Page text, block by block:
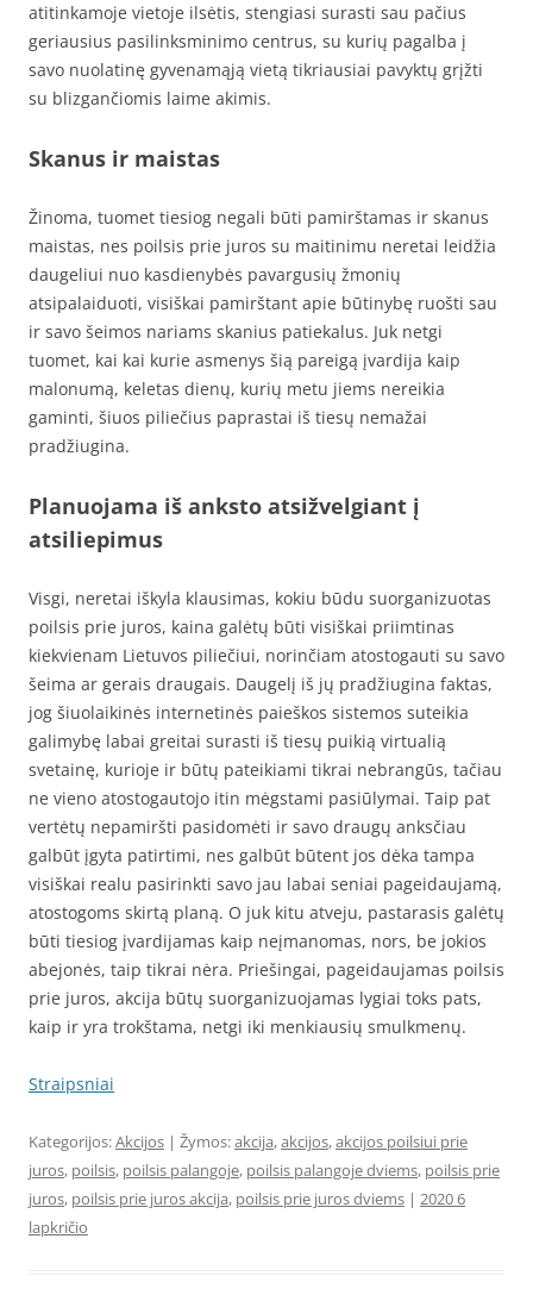
atitinkamoje vietoje ilsėtis, stengiasi surasti sau pačius
geriausius pasilinksminimo centrus, su kurių pagalba į
savo nuolatinę gyvenamąją vietą tikriausiai pavyktų grįžti
su blizgančiomis laime akimis.
Skanus ir maistas
Žinoma, tuomet tiesiog negali būti pamirštamas ir skanus
maistas, nes poilsis prie juros su maitinimu neretai leidžia
daugeliui nuo kasdienybės pavargusių žmonių
atsipalaiduoti, visiškai pamirštant apie būtinybę ruošti sau
ir savo šeimos nariams skanius patiekalus. Juk netgi
tuomet, kai kai kurie asmenys šią pareigą įvardija kaip
malonumą, keletas dienų, kurių metu jiems nereikia
gaminti, šiuos piliečius paprastai iš tiesų nemažai
pradžiugina.
Planuojama iš anksto atsižvelgiant į
atsiliepimus
Visgi, neretai iškyla klausimas, kokiu būdu suorganizuotas
poilsis prie juros, kaina galėtų būti visiškai priimtinas
kiekvienam Lietuvos piliečiui, norinčiam atostogauti su savo
šeima ar gerais draugais. Daugelį iš jų pradžiugina faktas,
jog šiuolaikinės internetinės paieškos sistemos suteikia
galimybę labai greitai surasti iš tiesų puikią virtualią
svetainę, kurioje ir būtų pateikiami tikrai nebrangūs, tačiau
ne vieno atostogautojo itin mėgstami pasiūlymai. Taip pat
vertėtų nepamiršti pasidomėti ir savo draugų anksčiau
galbūt įgyta patirtimi, nes galbūt būtent jos dėka tampa
visiškai realu pasirinkti savo jau labai seniai pageidaujamą,
atostogoms skirtą planą. O juk kitu atveju, pastarasis galėtų
būti tiesiog įvardijamas kaip neįmanomas, nors, be jokios
abejonės, taip tikrai nėra. Priešingai, pageidaujamas poilsis
prie juros, akcija būtų suorganizuojamas lygiai toks pats,
kaip ir yra trokštama, netgi iki menkiausių smulkmenų.
Straipsniai
Kategorijos:Akcijos | Žymos:akcija,akcijos,akcijos poilsiui prie
juros, poilsis, poilsis palangoje, poilsis palangoje dviems, poilsis prie
juros, poilsis prie juros akcija, poilsis prie juros dviems | 2020 6
lapkričio